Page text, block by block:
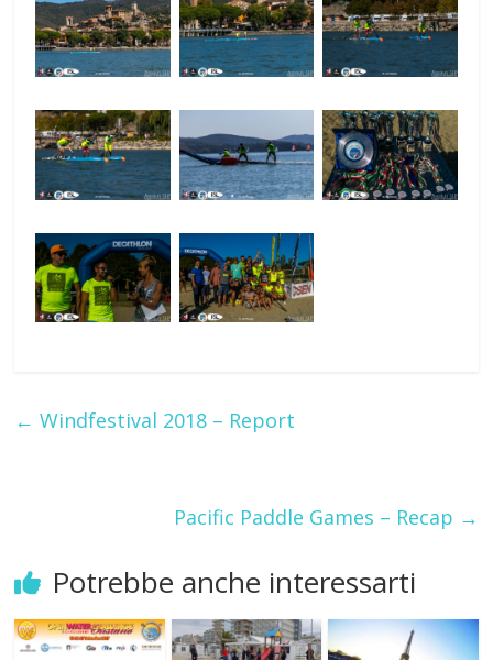
← Windfestival 2018 – Report
Pacific Paddle Games – Recap →
Potrebbe anche interessarti